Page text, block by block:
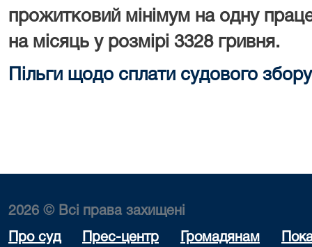
прожитковий мінімум на одну
на місяць у розмірі 3328 гривня.
Пільги щодо сплати судового збору
2026 © Всі права захищені
Про суд Прес-центр Громадянам